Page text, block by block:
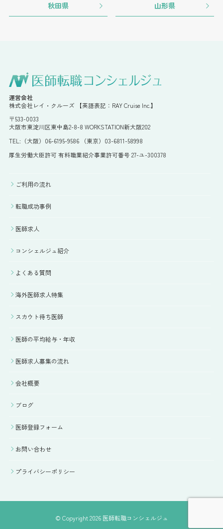
秋田県 山形県
運営会社
株式会社レイ・クルーズ 【英語表記：RAY Cruise Inc.】
〒533-0033
大阪市東淀川区東中島2-8-8 WORKSTATION新大阪202
TEL:（大阪）06-6195-9586 （東京）03-6811-58998
厚生労働大臣許可 有料職業紹介事業許可番号 27-ユ-300378
ご利用の流れ
転職成功事例
医師求人
コンシェルジュ紹介
よくある質問
海外医師求人特集
スカウト待ち医師
医師の平均給与・年収
医師求人募集の流れ
会社概要
ブログ
医師登録フォーム
お問い合わせ
プライバシーポリシー
© Copyright 2026 医師転職コンシェルジュ